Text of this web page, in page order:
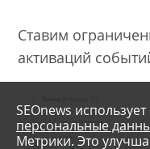
Ставим
активаций
SEOnews
персональные
Метрики. Это